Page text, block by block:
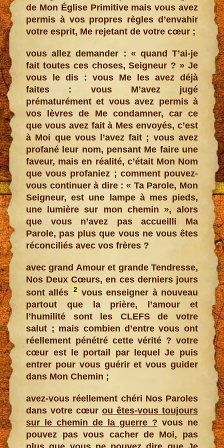
de Mon Église Primitive mais vous avez
permis à vos propres règles d’envahir
votre esprit, Me rejetant de votre cœur ;
vous allez demander : « quand T’ai-je
fait toutes ces choses, Seigneur ? » Je
vous le dis : vous Me les avez déjà
faites : vous M’avez jugé
prématurément et vous avez permis à
vos lèvres de Me condamner, car ce
que vous avez fait à Mes envoyés, c’est
à Moi que vous l’avez fait ; vous avez
profané leur nom, pensant Me faire une
faveur, mais en réalité, c’était Mon Nom
que vous profaniez ; comment pouvez-
vous continuer à dire : « Ta Parole, Mon
Seigneur, est une lampe à mes pieds,
une lumière sur mon chemin », alors
que vous n’avez pas accueilli Ma
Parole, pas plus que vous ne vous êtes
réconciliés avec vos frères ?
avec grand Amour et grande Tendresse,
Nos Deux Cœurs, en ces derniers jours
sont allés
2vous enseigner à nouveau
partout que la prière, l’amour et
l’humilité sont les CLEFS de votre
salut ; mais combien d’entre vous ont
réellement pénétré cette vérité ? votre
cœur est le portail par lequel Je puis
entrer pour vous guérir et vous guider
dans Mon Chemin ;
avez-vous réellement chéri Nos Paroles
dans votre cœur ou êtes-vous toujours
sur le chemin de la guerre ? vous ne
pouvez pas vous cacher de Moi, pas